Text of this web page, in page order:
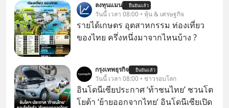
(Eduardo Saverin) ผู้ร่วมก่อตั้ง
Facebook ร่วมอยู่ด้วย
ทันที มาฟัง “ป้าเก๋าเล่ากลโกง” เพื่อรู้ทัน
มุกหลอกลวงในคราบความน่าเชื่อถือ
กันค่ะ #แก้เกมกลโกง #ป้าเก๋าเล่ากล
#FraudEducation #FinancialLiteracy
#DigitalBankWithHumanTouch
ลงทุนแมน ยืนยันแล้ว
วันนี้ เวลา 08:00 • หุ้น & เศรษฐกิจ
รายได้เกษตร อุตสาหกรรม ท่องเที่ยว
ของไทย ครึ่งหนึ่งมาจากไหนบ้าง ?
กรุงเทพธุรกิจ ยืนยันแล้ว
วันนี้ เวลา 08:00 • ข่าวรอบโลก
อินโดนีเซียประกาศ ‘ท้าชนไทย’ ชวนโต
โยต้า ‘ย้ายออกจากไทย’ อินโดนีเซียเปิด